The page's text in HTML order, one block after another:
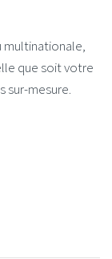
multinationale,
que soit votre
sur-mesure.